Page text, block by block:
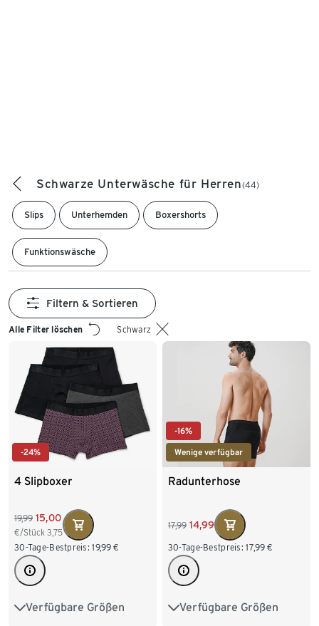
Schwarze Unterwäsche für Herren(44)
Slips Unterhemden Boxershorts
Funktionswäsche
Alle Filter löschen Schwarz
Filtern & Sortieren
-24%
4 Slipboxer
19,99 15,00
€/Stück 3,75
30-Tage-Bestpreis: 19,99 €
Verfügbare Größen
S/4 M/5 L/6
-16%
Wenige verfügbar
Radunterhose
17,99 14,99
30-Tage-Bestpreis: 17,99 €
Verfügbare Größen
S 44/46 M 48/50